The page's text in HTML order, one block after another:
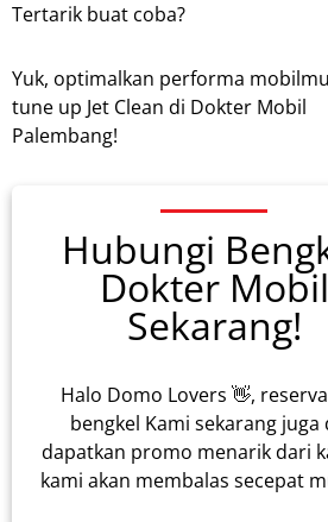
Tertarik buat coba?
Yuk, optimalkan performa
tune up Jet Clean di Dokter Mobil
Palembang!
Hubungi
Dokter Mobil
Sekarang!
Halo Domo Lovers 👋,
bengkel Kami sekarang juga
dapatkan promo menarik dari
kami akan membalas secepat